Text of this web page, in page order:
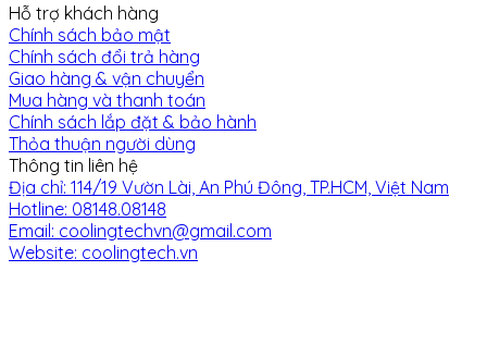
Hỗ trợ khách hàng
Chính sách bảo mật
Chính sách đổi trả hàng
Giao hàng & vận chuyển
Mua hàng và thanh toán
Chính sách lắp đặt & bảo hành
Thỏa thuận người dùng
Thông tin liên hệ
Địa chỉ: 114/19 Vườn Lài, An Phú Đông, TP.HCM, Việt Nam
Hotline: 08148.08148
Email: coolingtechvn@gmail.com
Website: coolingtech.vn